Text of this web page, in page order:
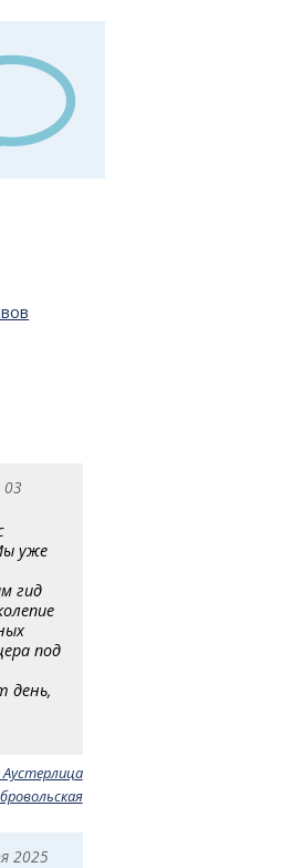
уже
гид
под
день,
Аустерлица
2025